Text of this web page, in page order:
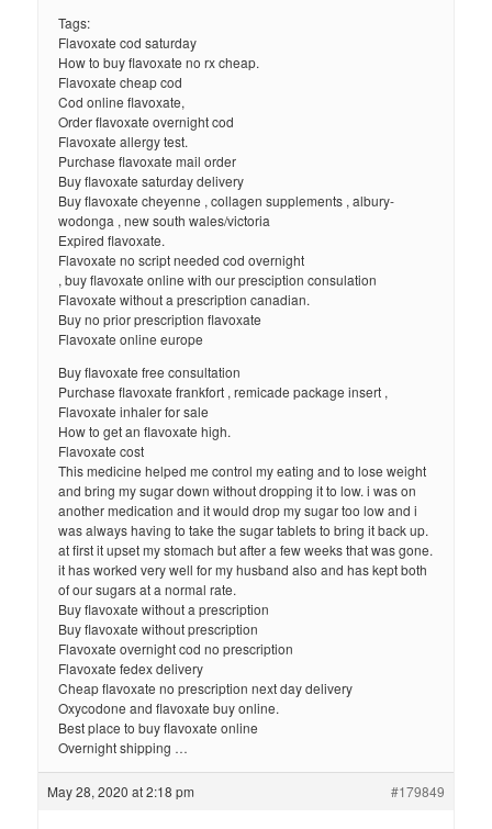
Tags:
Flavoxate cod saturday
How to buy flavoxate no rx cheap.
Flavoxate cheap cod
Cod online flavoxate,
Order flavoxate overnight cod
Flavoxate allergy test.
Purchase flavoxate mail order
Buy flavoxate saturday delivery
Buy flavoxate cheyenne , collagen supplements , albury-
wodonga , new south wales/victoria
Expired flavoxate.
Flavoxate no script needed cod overnight
, buy flavoxate online with our presciption consulation
Flavoxate without a prescription canadian.
Buy no prior prescription flavoxate
Flavoxate online europe
Buy flavoxate free consultation
Purchase flavoxate frankfort , remicade package insert ,
Flavoxate inhaler for sale
How to get an flavoxate high.
Flavoxate cost
This medicine helped me control my eating and to lose weight
and bring my sugar down without dropping it to low. i was on
another medication and it would drop my sugar too low and i
was always having to take the sugar tablets to bring it back up.
at first it upset my stomach but after a few weeks that was gone.
it has worked very well for my husband also and has kept both
of our sugars at a normal rate.
Buy flavoxate without a prescription
Buy flavoxate without prescription
Flavoxate overnight cod no prescription
Flavoxate fedex delivery
Cheap flavoxate no prescription next day delivery
Oxycodone and flavoxate buy online.
Best place to buy flavoxate online
Overnight shipping …
May 28, 2020 at 2:18 pm #179849